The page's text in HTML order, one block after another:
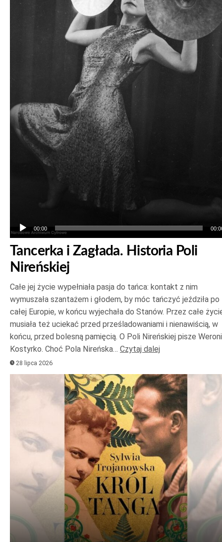
00:00
Tancerka i Zagłada. Historia Poli
Nireńskiej
Całe jej życie wypełniała pasja do tańca: kontakt z nim
wymuszała szantażem i głodem, by móc tańczyć jeździła po
całej Europie, w końcu wyjechała do Stanów. Przez całe
musiała też uciekać przed prześladowaniami i nienawiścią, w
końcu, przed bolesną pamięcią. O Poli Nireńskiej pisze
Kostyrko. Choć Pola Nireńska… Czytaj dalej
28 lipca 2026
plików